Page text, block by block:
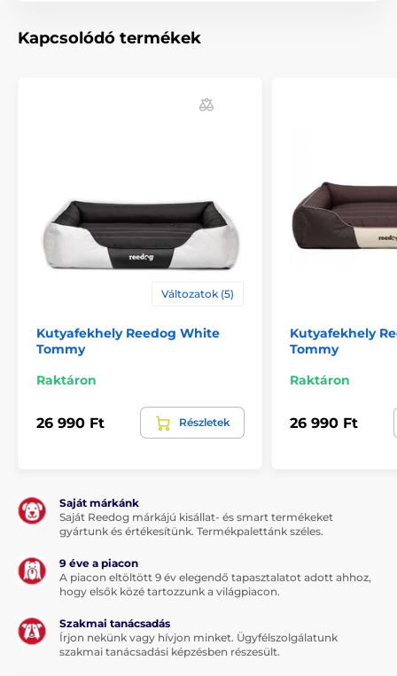
Kapcsolódó termékek
Változatok (5)
Kutyafekhely Reedog White
Tommy
Raktáron
26 990 Ft Részletek
Kutyafekhely
Tommy
Raktáron
26 990 Ft
Saját márkánk
Saját Reedog márkájú kisállat- és smart termékeket
gyártunk és értékesítünk. Termékpalettánk széles.
9 éve a piacon
A piacon eltöltött 9 év elegendő tapasztalatot adott ahhoz,
hogy elsők közé tartozzunk a világpiacon.
Szakmai tanácsadás
Írjon nekünk vagy hívjon minket. Ügyfélszolgálatunk
szakmai tanácsadási képzésben részesült.